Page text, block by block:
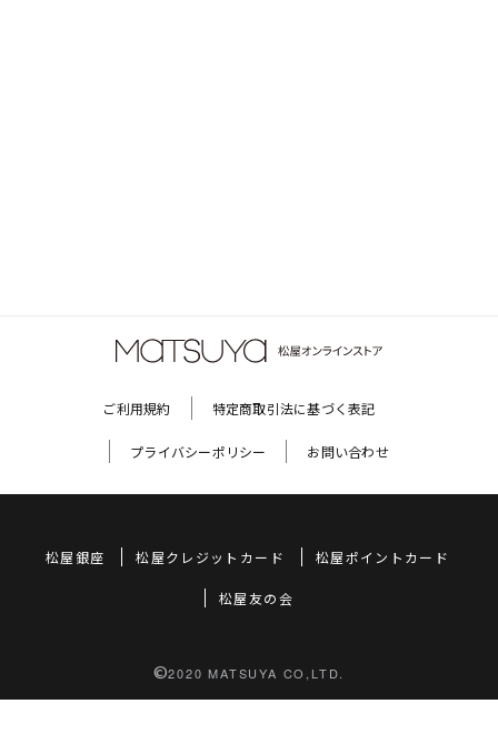
ご利用規約 特定商取引法に基づく表記
プライバシーポリシー お問い合わせ
松屋銀座 松屋クレジットカード 松屋ポイントカード
松屋友の会
©2020 MATSUYA CO,LTD.